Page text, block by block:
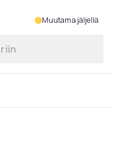
Muutama jäljellä
Mercier Face